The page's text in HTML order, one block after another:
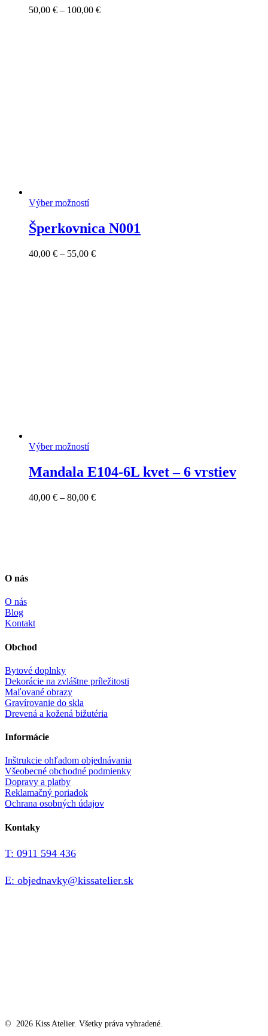
50,00 € – 100,00 €Price
Výber možností
Šperkovnica N001
40,00 € – 55,00 €Price
Výber možností
Mandala E104-6L kvet – 6 vrstiev
40,00 € – 80,00 €Price
O nás
O nás
Blog
Kontakt
Obchod
Bytové doplnky
Dekorácie na zvláštne príležitosti
Maľované obrazy
Gravírovanie do skla
Drevená a kožená bižutéria
Informácie
Inštrukcie ohľadom objednávania
Všeobecné obchodné podmienky
Dopravy a platby
Reklamačný poriadok
Ochrana osobných údajov
Kontaky
T: 0911 594 436
E: objednavky@kissatelier.sk
© 2026 Kiss Atelier. Všetky práva vyhradené.